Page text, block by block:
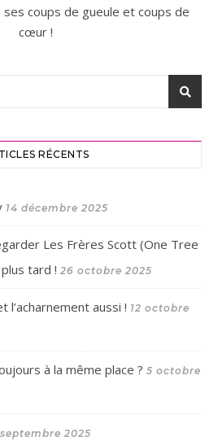
coups de gueule et coups de
cœur !
RÉCENTS
14 décembre 2025
Les Frères Scott (One Tree
tard ! 26 octobre 2025
l’acharnement aussi ! 12 octobre
à la même place ? 5 octobre
2025